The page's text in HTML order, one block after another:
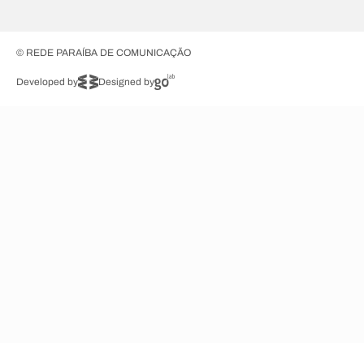
© REDE PARAÍBA DE COMUNICAÇÃO
Developed by Designed by